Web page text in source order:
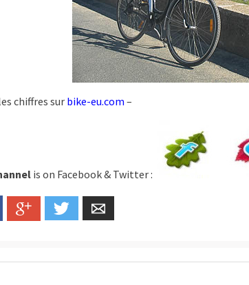
chiffres sur bike-eu.com –
is on Facebook & Twitter :
FacebookGoogle+ Twitter